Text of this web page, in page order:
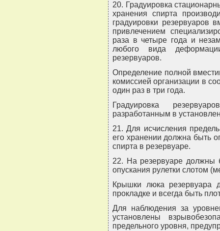
20. Градуировка
хранения спирта
градуировки резервуаров
привлечением
раза в четыре года и
любого вида
резервуаров.
Определение полной
комиссией организации в
один раз в три года.
Градуировка
разработанным в
21. Для исчисления
его хранении должна быть
спирта в резервуаре.
22. На резервуаре должны
опускания рулетки слотом
Крышки люка резервуара
прокладке и всегда быть
Для наблюдения за
установлены
предельного уровня,